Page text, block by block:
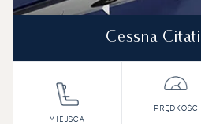
Cessna